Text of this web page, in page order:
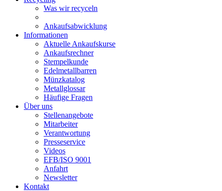
Was wir recyceln
Ankaufsabwicklung
Informationen
Aktuelle Ankaufskurse
Ankaufsrechner
Stempelkunde
Edelmetallbarren
Münzkatalog
Metallglossar
Häufige Fragen
Über uns
Stellenangebote
Mitarbeiter
Verantwortung
Presseservice
Videos
EFB/ISO 9001
Anfahrt
Newsletter
Kontakt